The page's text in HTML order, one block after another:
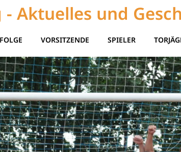
- Aktuelles und
VORSITZENDE SPIELER